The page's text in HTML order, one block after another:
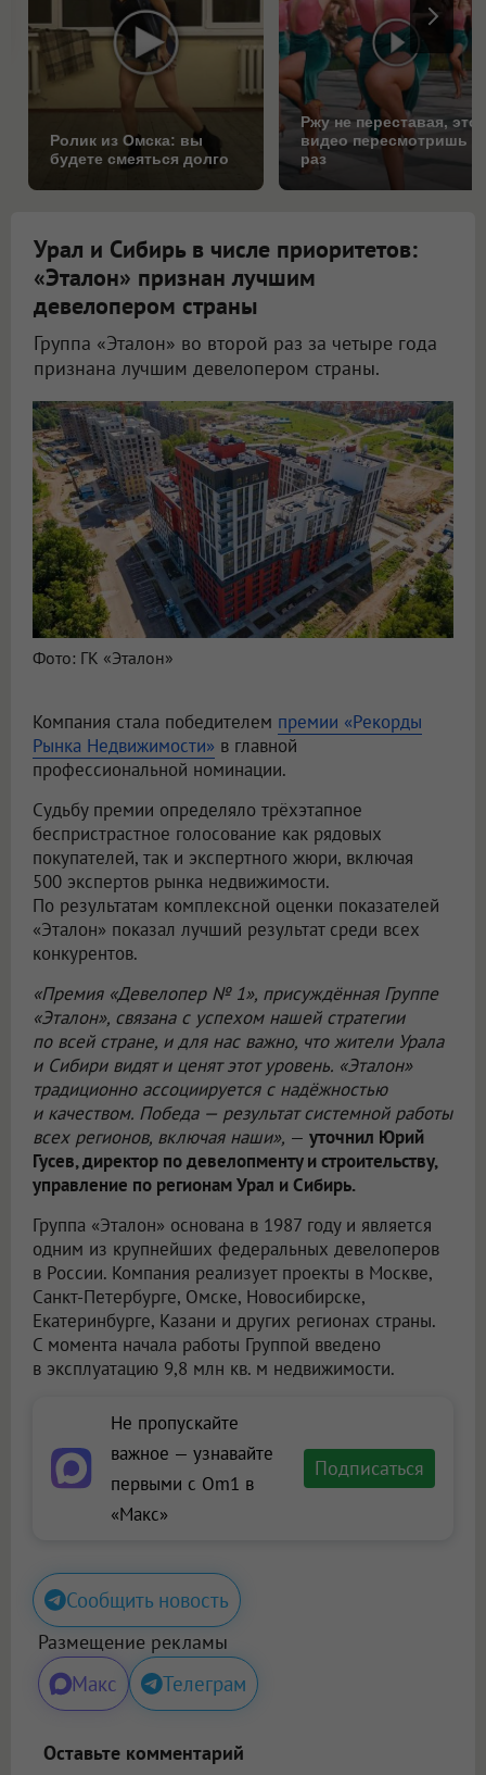
Ролик из Омска: вы
будете смеяться долго
Ржу не переставая, это
видео пересмотришь
раз
Урал и Сибирь в числе приоритетов:
«Эталон» признан лучшим
девелопером страны
Группа «Эталон» во второй раз за четыре года
признана лучшим девелопером страны.
Фото: ГК «Эталон»
Компания стала победителем премии «Рекорды
Рынка Недвижимости» в главной
профессиональной номинации.
Судьбу премии определяло трёхэтапное
беспристрастное голосование как рядовых
покупателей, так и экспертного жюри, включая
500 экспертов рынка недвижимости.
По результатам комплексной оценки показателей
«Эталон» показал лучший результат среди всех
конкурентов.
«Премия «Девелопер № 1», присуждённая Группе
«Эталон», связана с успехом нашей стратегии
по всей стране, и для нас важно, что жители Урала
и Сибири видят и ценят этот уровень. «Эталон»
традиционно ассоциируется с надёжностью
и качеством. Победа — результат системной работы
всех регионов, включая наши», — уточнил Юрий
Гусев, директор по девелопменту и строительству,
управление по регионам Урал и Сибирь.
Группа «Эталон» основана в 1987 году и является
одним из крупнейших федеральных девелоперов
в России. Компания реализует проекты в Москве,
Санкт-Петербурге, Омске, Новосибирске,
Екатеринбурге, Казани и других регионах страны.
С момента начала работы Группой введено
в эксплуатацию 9,8 млн кв. м недвижимости.
Не пропускайте
важное — узнавайте
первыми с Om1 в
«Макс»
Подписаться
Сообщить новость
Размещение рекламы
Макс Телеграм
Оставьте комментарий